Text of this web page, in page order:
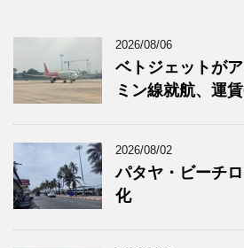
2026/08/06
ベトジェットが
ミン線就航、運
2026/08/02
パタヤ・ビーチ
化